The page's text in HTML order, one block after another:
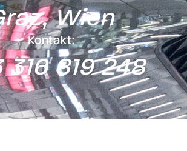
Wien
Kontakt:
316 819 248